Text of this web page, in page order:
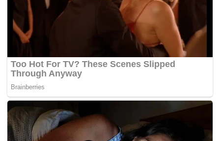
Pelatih asal Prancis berusia 57 tahun itu memiliki
rekam jejak panjang di level internasional, termasuk
saat menangani Arab Saudi dalam Piala Dunia
sebelumnya.
Ia dikenal sebagai pelatih yang menekankan disiplin
taktik, organisasi pertahanan yang kuat, dan
mentalitas kompetitif di lapangan.